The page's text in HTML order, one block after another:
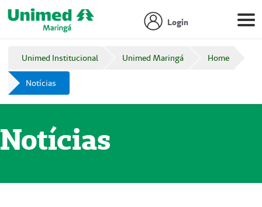
Login
Unimed Institucional Unimed Maringá Home
Notícias
Notícias